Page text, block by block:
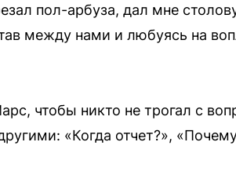
пол-арбуза, дал мне
между нами и любуясь на
чтобы никто не трогал с
«Когда отчет?»,